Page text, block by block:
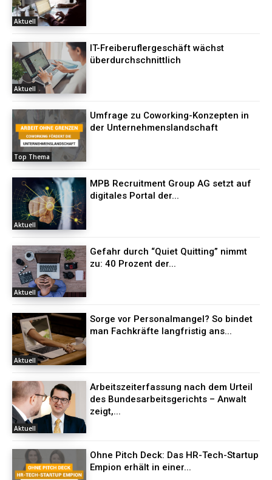
Aktuell
Aktuell
IT-Freiberuflergeschäft wächst
überdurchschnittlich
Top Thema
Umfrage zu Coworking-Konzepten in
der Unternehmenslandschaft
Aktuell
MPB Recruitment Group AG setzt auf
digitales Portal der...
Aktuell
Gefahr durch “Quiet Quitting” nimmt
zu: 40 Prozent der...
Aktuell
Sorge vor Personalmangel? So bindet
man Fachkräfte langfristig ans...
Aktuell
Arbeitszeiterfassung nach dem Urteil
des Bundesarbeitsgerichts – Anwalt
zeigt,...
Ohne Pitch Deck: Das HR-Tech-Startup
Empion erhält in einer...